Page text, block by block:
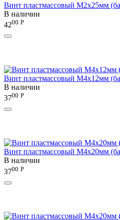
Винт пластмассовый М2х25мм
В наличии
4200 Р
Винт пластмассовый М4х12мм
В наличии
3700 Р
Винт пластмассовый М4х20мм
В наличии
3700 Р